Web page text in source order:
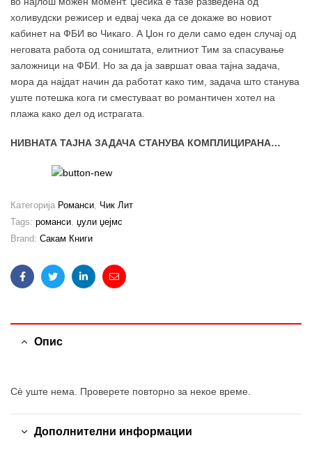
холивудски режисер и едвај чека да се докаже во новиот
кабинет на ФБИ во Чикаго. А Џон го дели само еден случај од
неговата работа од соништата, елитниот Тим за спасување
заложници на ФБИ. Но за да ја завршат оваа тајна задача,
мора да најдат начин да работат како тим, задача што станува
уште потешка кога ги сместуваат во романтичен хотел на
плажа како дел од истрагата.
НИВНАТА ТАЈНА ЗАДАЧА СТАНУВА КОМПЛИЦИРАНА…
Категорија Романси, Чик Лит
Tags: романси, џули џејмс
Brand: Сакам Книги
FacebookTwitterLinkedinEmail
Опис
Сè уште нема. Проверете повторно за некое време.
Дополнителни информации